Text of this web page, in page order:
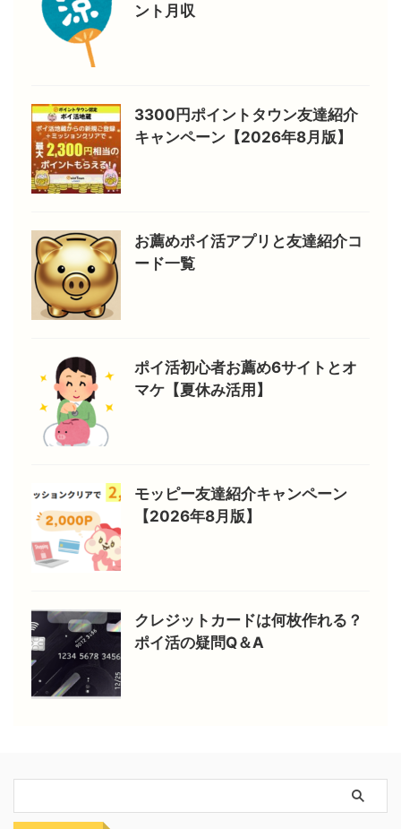
ント月収
3300円ポイントタウン友達紹介
キャンペーン【2026年8月版】
お薦めポイ活アプリと友達紹介コ
ード一覧
ポイ活初心者お薦め6サイトとオ
マケ【夏休み活用】
モッピー友達紹介キャンペーン
【2026年8月版】
クレジットカードは何枚作れる？
ポイ活の疑問Q＆A